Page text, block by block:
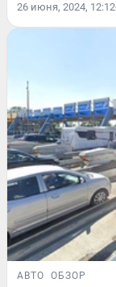
26 июня, 2024, 12:12
АВТО ОБЗОР